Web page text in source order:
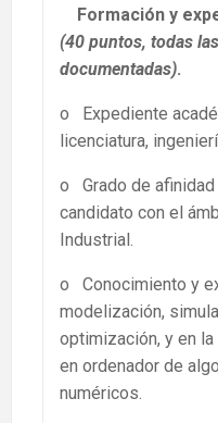
Formación y
(40 puntos, todas
documentadas).
o Expediente
licenciatura,
o Grado de
candidato con el
Industrial.
o Conocimiento y
modelización,
optimización, y en
en ordenador de
numéricos.